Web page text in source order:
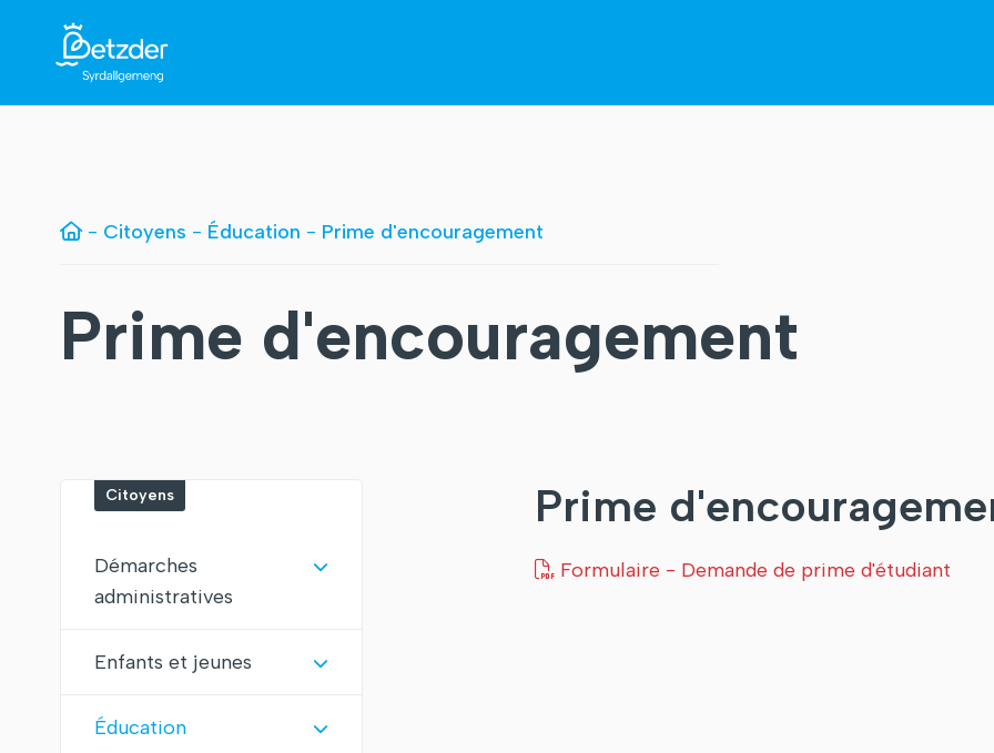
- Citoyens - Éducation - Prime d'encouragement
Prime d'encouragement
Citoyens
Démarches
administratives
Enfants et jeunes
Éducation
Prime
Formulaire - Demande de prime d'étudiant